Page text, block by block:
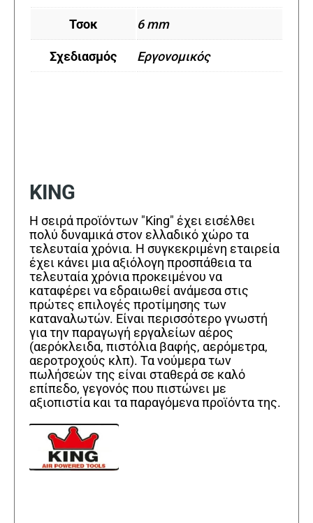
Τσοκ 6 mm
Σχεδιασμός Εργονομικός
KING
Η σειρά προϊόντων "King" έχει εισέλθει
πολύ δυναμικά στον ελλαδικό χώρο τα
τελευταία χρόνια. Η συγκεκριμένη εταιρεία
έχει κάνει μια αξιόλογη προσπάθεια τα
τελευταία χρόνια προκειμένου να
καταφέρει να εδραιωθεί ανάμεσα στις
πρώτες επιλογές προτίμησης των
καταναλωτών. Είναι περισσότερο γνωστή
για την παραγωγή εργαλείων αέρος
(αερόκλειδα, πιστόλια βαφής, αερόμετρα,
αεροτροχούς κλπ). Τα νούμερα των
πωλήσεών της είναι σταθερά σε καλό
επίπεδο, γεγονός που πιστώνει με
αξιοπιστία και τα παραγόμενα προϊόντα της.